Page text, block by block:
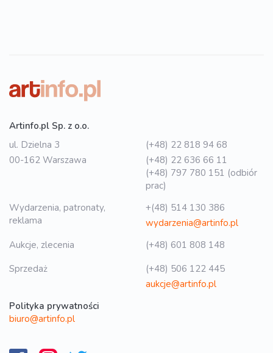
Artinfo.pl Sp. z o.o.
ul. Dzielna 3
00-162 Warszawa
(+48) 22 818 94 68
(+48) 22 636 66 11
(+48) 797 780 151 (odbiór
prac)
Wydarzenia, patronaty,
reklama
+(48) 514 130 386
wydarzenia@artinfo.pl
Aukcje, zlecenia
(+48) 601 808 148
Sprzedaż
(+48) 506 122 445
aukcje@artinfo.pl
Polityka prywatności
biuro@artinfo.pl